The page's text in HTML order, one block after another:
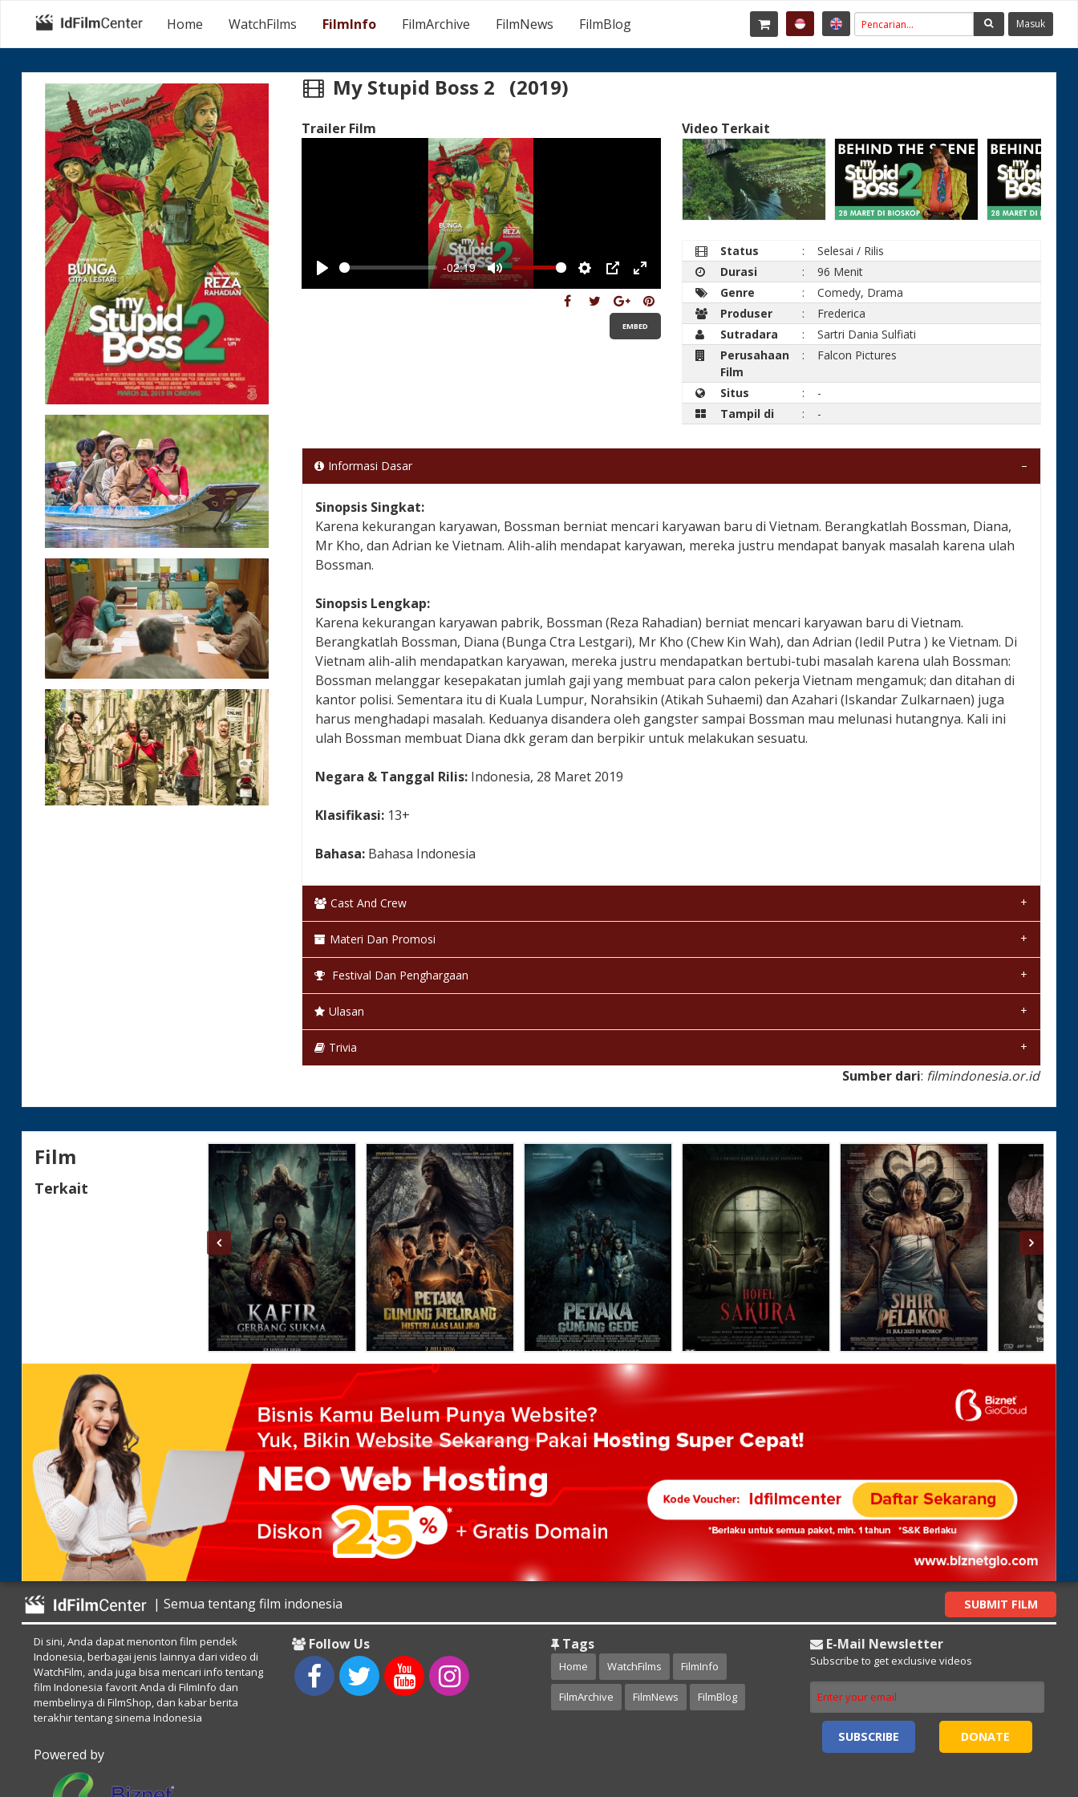
Home WatchFilms FilmInfo FilmArchive FilmNews FilmBlog Masuk
My Stupid Boss 2 (2019)
Trailer Film
Play
-02:19
Mute Settings
PIP Enter
fullscreen
EMBED
Video Terkait
Status :
Selesai / Rilis
Durasi
:
96 Menit
Genre
:
Comedy, Drama
Produser
:
Frederica
Sutradara
:
Sartri Dania Sulfiati
Perusahaan
Film
: Falcon Pictures
Situs :
-
Tampil di
: -
Informasi Dasar
Sinopsis Singkat:
Karena kekurangan karyawan, Bossman berniat mencari karyawan baru di Vietnam. Berangkatlah Bossman, Diana,
Mr Kho, dan Adrian ke Vietnam. Alih-alih mendapat karyawan, mereka justru mendapat banyak masalah karena ulah
Bossman.
Sinopsis Lengkap:
Karena kekurangan karyawan pabrik, Bossman (Reza Rahadian) berniat mencari karyawan baru di Vietnam.
Berangkatlah Bossman, Diana (Bunga Ctra Lestgari), Mr Kho (Chew Kin Wah), dan Adrian (Iedil Putra ) ke Vietnam. Di
Vietnam alih-alih mendapatkan karyawan, mereka justru mendapatkan bertubi-tubi masalah karena ulah Bossman:
Bossman melanggar kesepakatan jumlah gaji yang membuat para calon pekerja Vietnam mengamuk; dan ditahan di
kantor polisi. Sementara itu di Kuala Lumpur, Norahsikin (Atikah Suhaemi) dan Azahari (Iskandar Zulkarnaen) juga
harus menghadapi masalah. Keduanya disandera oleh gangster sampai Bossman mau melunasi hutangnya. Kali ini
ulah Bossman membuat Diana dkk geram dan berpikir untuk melakukan sesuatu.
Negara & Tanggal Rilis: Indonesia, 28 Maret 2019
Klasifikasi: 13+
Bahasa: Bahasa Indonesia
Status:
Cast And Crew
Materi Dan Promosi
Festival Dan Penghargaan
Ulasan
Trivia
Sumber dari: filmindonesia.or.id
Film
Terkait
| Semua tentang film indonesia SUBMIT FILM
Di sini, Anda dapat menonton film pendek
Indonesia, berbagai jenis lainnya dari video di
WatchFilm, anda juga bisa mencari info tentang
film Indonesia favorit Anda di FilmInfo dan
membelinya di FilmShop, dan kabar berita
terakhir tentang sinema Indonesia
Powered by
Follow Us Tags
Home WatchFilms FilmInfo
FilmArchive FilmNews FilmBlog
E-Mail Newsletter
Subscribe to get exclusive videos
SUBSCRIBE DONATE